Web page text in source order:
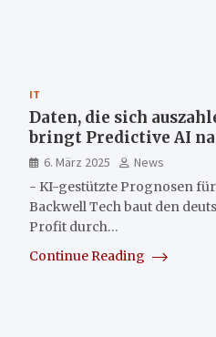
IT
Daten, die sich
bringt Predictive AI
6. März 2025
News
- KI-gestützte Prognosen
Backwell Tech baut den
Profit durch…
Continue Reading